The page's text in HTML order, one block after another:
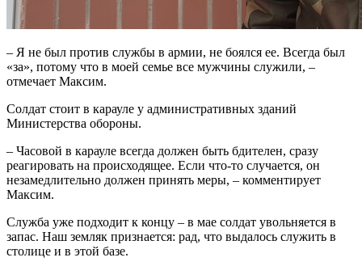
– Я не был против службы в армии, не боялся ее. Всегда был
«за», потому что в моей семье все мужчины служили, –
отмечает Максим.
Солдат стоит в карауле у административных зданий
Министерства обороны.
– Часовой в карауле всегда должен быть бдителен, сразу
реагировать на происходящее. Если что-то случается, он
незамедлительно должен принять меры, – комментирует
Максим.
Служба уже подходит к концу – в мае солдат увольняется в
запас. Наш земляк признается: рад, что выдалось служить в
столице и в этой базе.